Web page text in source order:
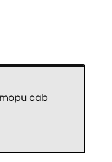
cab